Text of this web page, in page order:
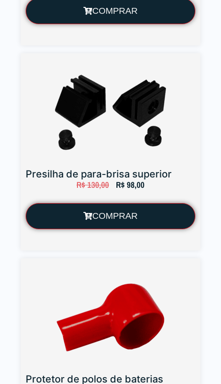
COMPRAR
Presilha de para-brisa superior
R$130,00 R$ 98,00
COMPRAR
Protetor de polos de baterias